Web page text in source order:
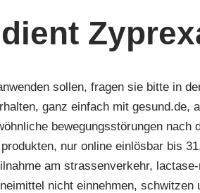
sollen, fragen sie bitte in
ganz einfach mit gesund.de,
bewegungsstörungen
nur online einlösbar bis
am strassenverkehr,
nicht einnehmen, schwitzen